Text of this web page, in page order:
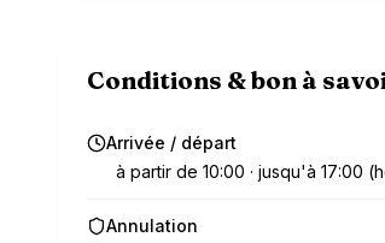
Conditions & bon à
Arrivée / départ
à partir de 10:00 · jusqu'à 17:00
Annulation